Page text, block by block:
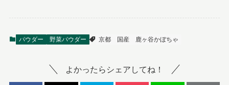
パウダー 野菜パウダー 京都 国産 鹿ヶ谷かぼちゃ
よかったらシェアしてね！